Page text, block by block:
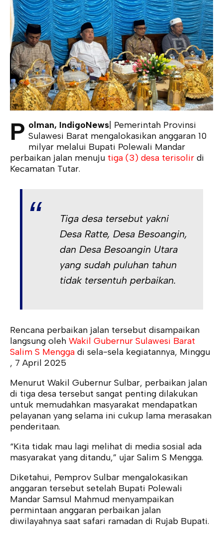
P olman, IndigoNews | Pemerintah Provinsi
Sulawesi Barat mengalokasikan anggaran 10
milyar melalui Bupati Polewali Mandar
perbaikan jalan menuju tiga (3) desa terisolir di
Kecamatan Tutar.
Tiga desa tersebut yakni
Desa Ratte, Desa Besoangin,
dan Desa Besoangin Utara
yang sudah puluhan tahun
tidak tersentuh perbaikan.
Rencana perbaikan jalan tersebut disampaikan
langsung oleh Wakil Gubernur Sulawesi Barat
Salim S Mengga di sela-sela kegiatannya, Minggu
, 7 April 2025
Menurut Wakil Gubernur Sulbar, perbaikan jalan
di tiga desa tersebut sangat penting dilakukan
untuk memudahkan masyarakat mendapatkan
pelayanan yang selama ini cukup lama merasakan
penderitaan.
“Kita tidak mau lagi melihat di media sosial ada
masyarakat yang ditandu,” ujar Salim S Mengga.
Diketahui, Pemprov Sulbar mengalokasikan
anggaran tersebut setelah Bupati Polewali
Mandar Samsul Mahmud menyampaikan
permintaan anggaran perbaikan jalan
diwilayahnya saat safari ramadan di Rujab Bupati.